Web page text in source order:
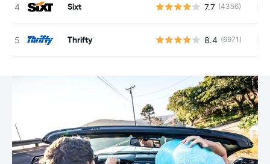
Sixt 7.7 (4356)
Thrifty 8.4 (6971)